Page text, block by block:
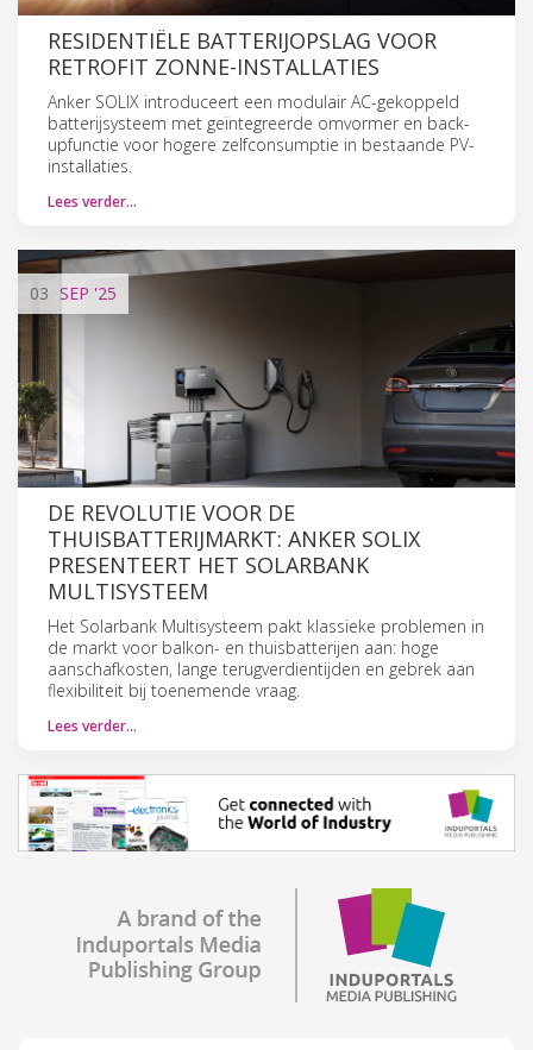
RESIDENTIËLE BATTERIJOPSLAG VOOR
RETROFIT ZONNE-INSTALLATIES
Anker SOLIX introduceert een modulair AC-gekoppeld
batterijsysteem met geïntegreerde omvormer en back-
upfunctie voor hogere zelfconsumptie in bestaande PV-
installaties.
Lees verder…
03 SEP '25
DE REVOLUTIE VOOR DE
THUISBATTERIJMARKT: ANKER SOLIX
PRESENTEERT HET SOLARBANK
MULTISYSTEEM
Het Solarbank Multisysteem pakt klassieke problemen in
de markt voor balkon- en thuisbatterijen aan: hoge
aanschafkosten, lange terugverdientijden en gebrek aan
flexibiliteit bij toenemende vraag.
Lees verder…